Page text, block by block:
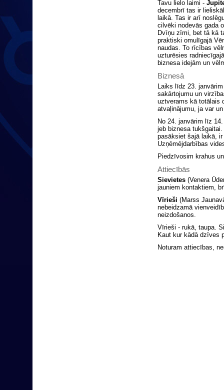
Tavu lielo laimi -
decembrī tas ir
laikā. Tas ir arī
cilvēki nodevās gada
Dvīņu zīmi, bet tā kā
praktiski omulīgajā
naudas. To rīcības
uzturēsies
biznesa idejām un
Biznesā
Laiks līdz 23.
sakārtojumu un
uztverams kā totālais
atvaļinājumu, ja var
No 24. janvārim līz
jeb biznesa
pasāksiet šajā laikā,
Uzņēmējdarbības
Piedzīvosim krahus
Attiecībās
Sievietes (Venera
jauniem kontaktiem,
Vīrieši (Marss
nebeidzamā
neizdošanos.
Vīrieši - rukā, taupa.
Kaut kur kādā dzīves
Noturam attiecības,